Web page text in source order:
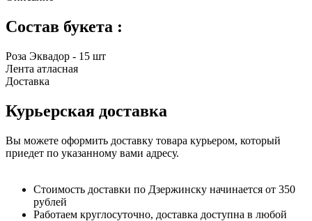
Состав букета :
Роза Эквадор - 15 шт
Лента атласная
Доставка
Курьерская доставка
Вы можете оформить доставку товара курьером, который
приедет по указанному вами адресу.
Стоимость доставки по Дзержинску начинается от 350
рублей
Работаем круглосуточно, доставка доступна в любой